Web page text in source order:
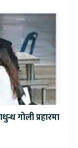
गोली प्रहारमा